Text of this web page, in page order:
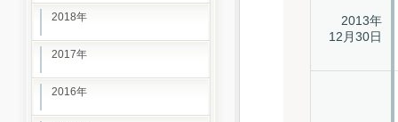
2013年
12月30日
2018年
2017年
2016年